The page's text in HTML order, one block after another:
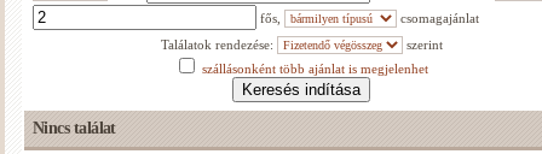
fős,
csomagajánlat
Találatok rendezése:
szerint
szállásonként több ajánlat is megjelenhet
Nincs találat